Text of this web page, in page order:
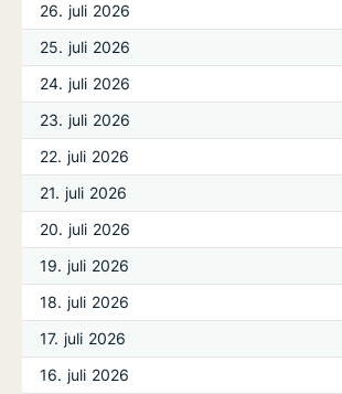
26. juli 2026
25. juli 2026
24. juli 2026
23. juli 2026
22. juli 2026
21. juli 2026
20. juli 2026
19. juli 2026
18. juli 2026
17. juli 2026
16. juli 2026